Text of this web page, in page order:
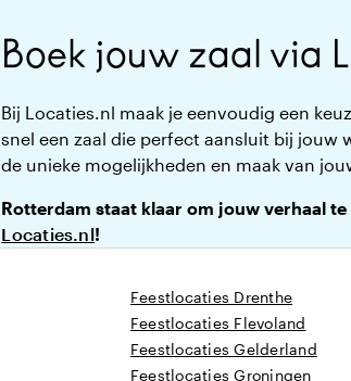
Boek jouw zaal via
Bij Locaties.nl maak je eenvoudig een
snel een zaal die perfect aansluit bij jouw
de unieke mogelijkheden en maak van
Rotterdam staat klaar om jouw verhaal
Locaties.nl!
Feestlocaties Drenthe
Feestlocaties Flevoland
Feestlocaties Gelderland
Feestlocaties Groningen